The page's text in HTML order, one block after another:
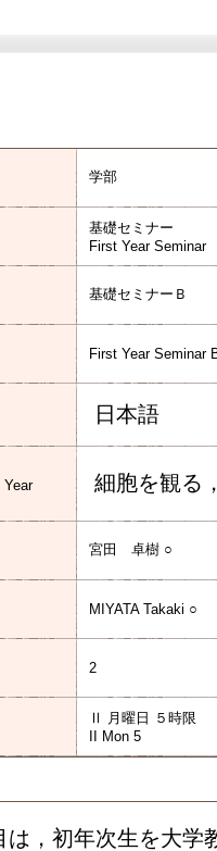
学部
基礎セミナー
First Year Seminar
基礎セミナーＢ
First Year Seminar
日本語
細胞を観る
宮田 卓樹 ○
MIYATA Takaki ○
2
Ⅱ 月曜日 ５時限
II Mon 5
は，初年次生を大学